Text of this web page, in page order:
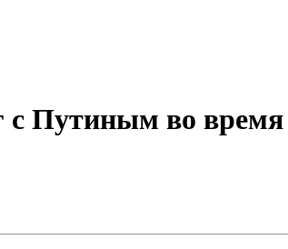
Путиным во время